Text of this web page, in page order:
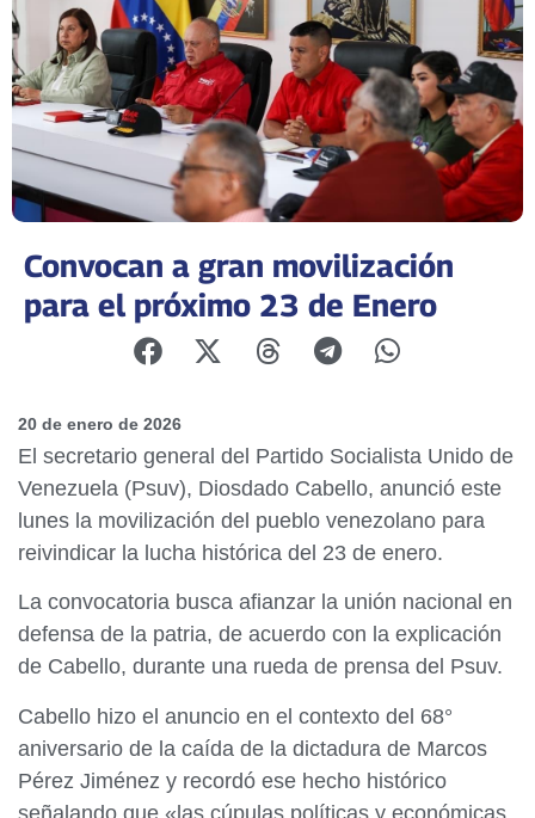
Convocan a gran movilización
para el próximo 23 de Enero
20 de enero de 2026
El secretario general del Partido Socialista Unido de
Venezuela (Psuv), Diosdado Cabello, anunció este
lunes la movilización del pueblo venezolano para
reivindicar la lucha histórica del 23 de enero.
La convocatoria busca afianzar la unión nacional en
defensa de la patria, de acuerdo con la explicación
de Cabello, durante una rueda de prensa del Psuv.
Cabello hizo el anuncio en el contexto del 68°
aniversario de la caída de la dictadura de Marcos
Pérez Jiménez y recordó ese hecho histórico
señalando que «las cúpulas políticas y económicas